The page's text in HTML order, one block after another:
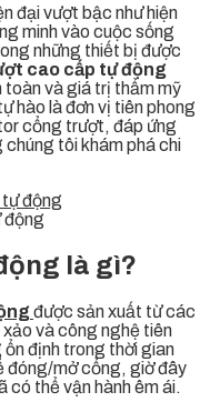
đại vượt bậc như hiện
minh vào cuộc sống
những thiết bị được
cao cấp tự động
toàn và giá trị thẩm mỹ
hào là đơn vị tiên phong
cổng trượt, đáp ứng
chúng tôi khám phá chi
động
là gì?
được sản xuất từ các
và công nghệ tiên
định trong thời gian
đóng/mở cổng, giờ đây
có thể vận hành êm ái.